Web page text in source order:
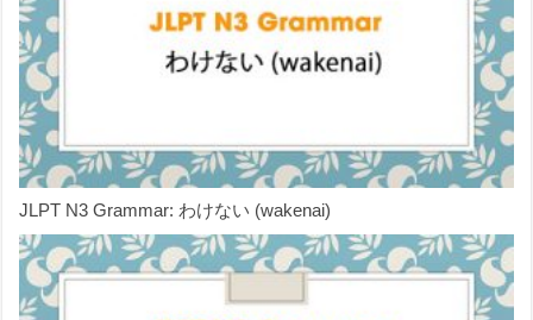
JLPT N3 Grammar: わけない (wakenai)